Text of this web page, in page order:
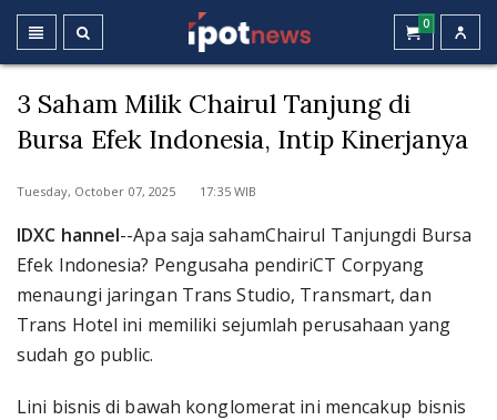
0
3 Saham Milik Chairul Tanjung di
Bursa Efek Indonesia, Intip Kinerjanya
Tuesday, October 07, 2025 17:35 WIB
IDXC hannel--Apa saja sahamChairul Tanjungdi Bursa
Efek Indonesia? Pengusaha pendiriCT Corpyang
menaungi jaringan Trans Studio, Transmart, dan
Trans Hotel ini memiliki sejumlah perusahaan yang
sudah go public.
Lini bisnis di bawah konglomerat ini mencakup bisnis